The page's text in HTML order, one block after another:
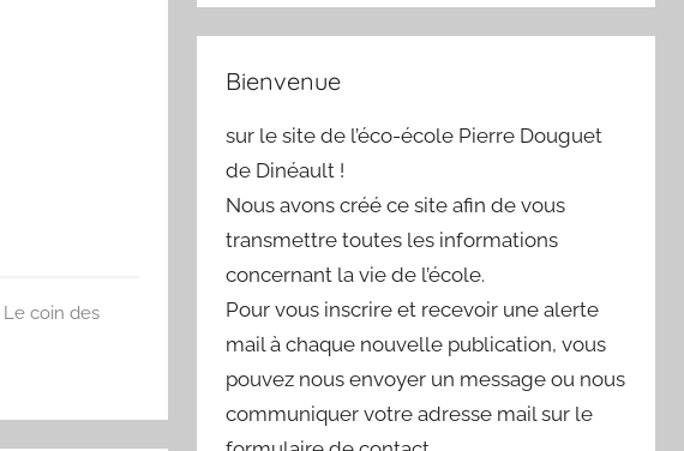
Le coin des
Bienvenue
sur le site de l’éco-école Pierre Douguet
de Dinéault !
Nous avons créé ce site afin de vous
transmettre toutes les informations
concernant la vie de l’école.
Pour vous inscrire et recevoir une alerte
mail à chaque nouvelle publication, vous
pouvez nous envoyer un message ou nous
communiquer votre adresse mail sur le